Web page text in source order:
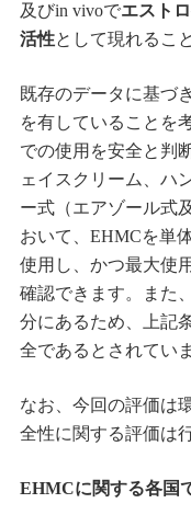
及びin vivoでエスト
活性として現れるこ
既存のデータに基づ
を有していることを
での使用を安全と判
ェイスクリーム、ハ
ー式（エアゾール式
おいて、EHMCを単
使用し、かつ最大使
確認できます。また
分にあるため、上記
全であるとされてい
なお、今回の評価は
全性に関する評価は
EHMCに関する各国